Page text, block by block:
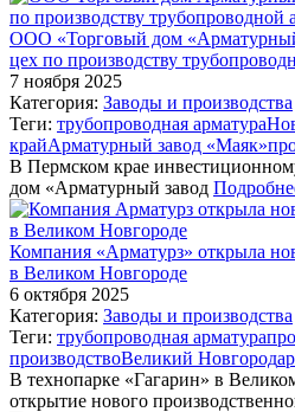
ООО «Торговый дом
цех по производству
7 ноября 2025
Категория: Заводы и производства
Теги: трубопроводная арматура
крайАрматурный завод «Маяк»
В Пермском крае
дом «Арматурный завод
Компания «Арматурз» открыла
в Великом Новгороде
6 октября 2025
Категория: Заводы и производства
Теги: трубопроводная арматура
производствоВеликий Новгород
В технопарке «Гагарин» в
открытие нового